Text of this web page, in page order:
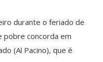
durante o feriado de
pobre concorda em
(Al Pacino), que é